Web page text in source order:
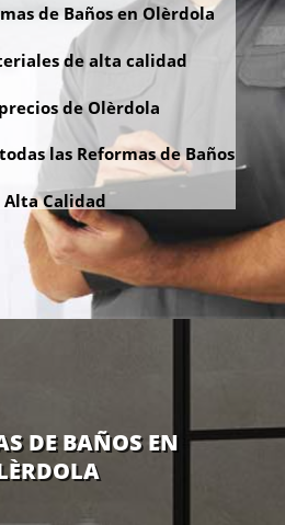
de Baños en Olèrdola
de alta calidad
de Olèrdola
las Reformas de Baños
Alta Calidad
DE BAÑOS EN